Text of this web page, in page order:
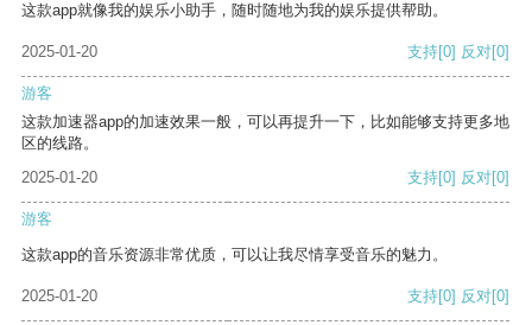
这款app就像我的娱乐小助手，随时随地为我的娱乐提供帮助。
2025-01-20 支持[0] 反对[0]
游客
这款加速器app的加速效果一般，可以再提升一下，比如能够支持更多地
区的线路。
2025-01-20
支持[0] 反对[0]
游客
这款app的音乐资源非常优质，可以让我尽情享受音乐的魅力。
2025-01-20 支持[0] 反对[0]